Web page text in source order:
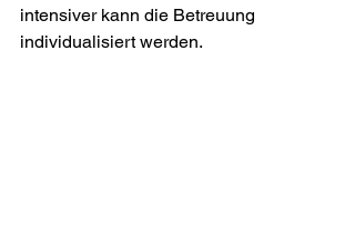
intensiver kann die Betreuung
individualisiert werden.